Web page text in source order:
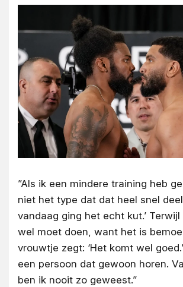
”Als ik een mindere training heb
niet het type dat dat heel snel
vandaag ging het echt kut.’
wel moet doen, want het is
vrouwtje zegt: ‘Het komt wel
een persoon dat gewoon horen.
ben ik nooit zo geweest.”